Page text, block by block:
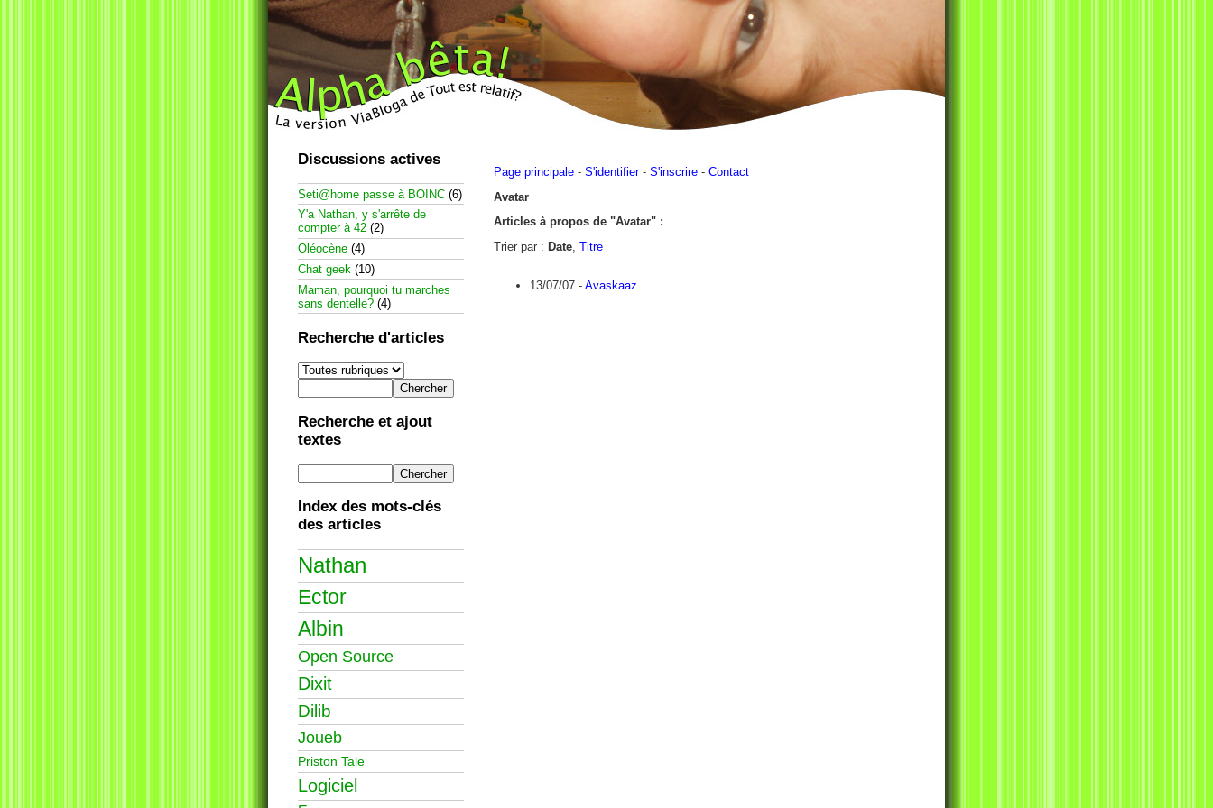
Page principale - S'identifier - S'inscrire - Contact
Avatar
Articles à propos de "Avatar" :
Trier par : Date, Titre
13/07/07 - Avaskaaz
Discussions actives
Seti@home passe à BOINC (6)
Y'a Nathan, y s'arrête de
compter à 42 (2)
Oléocène (4)
Chat geek (10)
Maman, pourquoi tu marches
sans dentelle? (4)
Recherche d'articles
Recherche et ajout
textes
Index des mots-clés
des articles
Nathan
Ector
Albin
Open Source
Dixit
Dilib
Joueb
Priston Tale
Logiciel